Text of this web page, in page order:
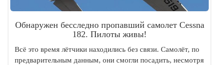
Обнаружен бесследно пропавший самолет Cessna
182. Пилоты живы!
Всё это время лётчики находились без связи. Самолёт, по
предварительным данным, они смогли посадить, несмотря